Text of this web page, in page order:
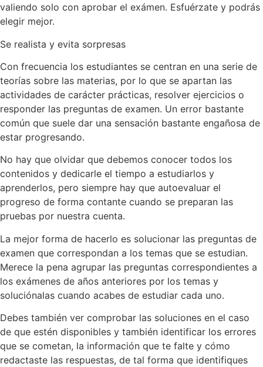
valiendo solo con aprobar el exámen. Esfuérzate y podrás
elegir mejor.
Se realista y evita sorpresas
Con frecuencia los estudiantes se centran en una serie de
teorías sobre las materias, por lo que se apartan las
actividades de carácter prácticas, resolver ejercicios o
responder las preguntas de examen. Un error bastante
común que suele dar una sensación bastante engañosa de
estar progresando.
No hay que olvidar que debemos conocer todos los
contenidos y dedicarle el tiempo a estudiarlos y
aprenderlos, pero siempre hay que autoevaluar el
progreso de forma contante cuando se preparan las
pruebas por nuestra cuenta.
La mejor forma de hacerlo es solucionar las preguntas de
examen que correspondan a los temas que se estudian.
Merece la pena agrupar las preguntas correspondientes a
los exámenes de años anteriores por los temas y
soluciónalas cuando acabes de estudiar cada uno.
Debes también ver comprobar las soluciones en el caso
de que estén disponibles y también identificar los errores
que se cometan, la información que te falte y cómo
redactaste las respuestas, de tal forma que identifiques